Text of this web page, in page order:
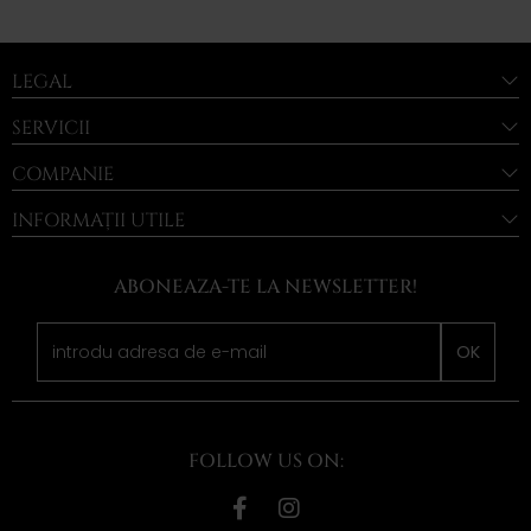
LEGAL
SERVICII
COMPANIE
INFORMAȚII UTILE
ABONEAZA-TE LA NEWSLETTER!
OK
FOLLOW US ON: